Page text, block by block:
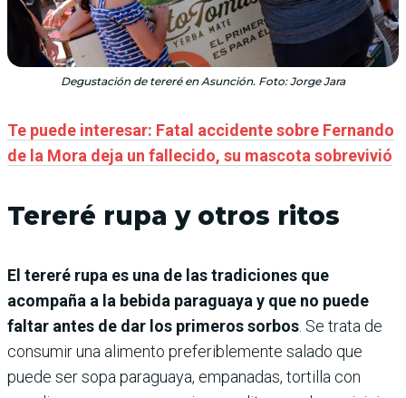
Degustación de tereré en Asunción. Foto: Jorge Jara
Te puede interesar: Fatal accidente sobre Fernando
de la Mora deja un fallecido, su mascota sobrevivió
Tereré rupa y otros ritos
El tereré rupa es una de las tradiciones que
acompaña a la bebida paraguaya y que no puede
faltar antes de dar los primeros sorbos . Se trata de
consumir una alimento preferiblemente salado que
puede ser sopa paraguaya, empanadas, tortilla con